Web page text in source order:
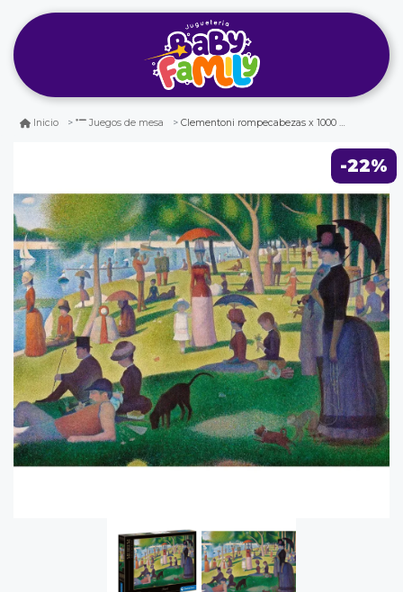
Inicio Juegos de mesa Clementoni rompecabezas x 1000 piezas tarde de domingo en la grande
-22%